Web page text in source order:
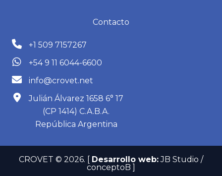
Contacto
+1 509 7157267
+54 9 11 6044-6600
info@crovet.net
Julián Álvarez 1658 6° 17
(CP 1414) C.A.B.A.
República Argentina
CROVET © 2026. Desarrollo web:JB Studio /
conceptoB ]